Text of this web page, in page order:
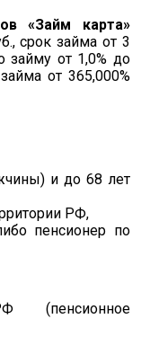
«Займ карта»
срок займа от 3
займу от 1,0% до
от 365,000%
и до 68 лет
РФ,
пенсионер по
(пенсионное